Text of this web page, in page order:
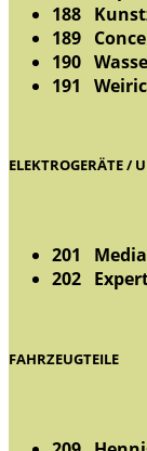
188
189
190
191
ELEKTROGERÄTE /
201
202
FAHRZEUGTEILE